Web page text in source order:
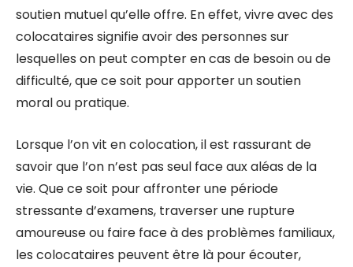
soutien mutuel qu’elle offre. En effet, vivre avec des
colocataires signifie avoir des personnes sur
lesquelles on peut compter en cas de besoin ou de
difficulté, que ce soit pour apporter un soutien
moral ou pratique.
Lorsque l’on vit en colocation, il est rassurant de
savoir que l’on n’est pas seul face aux aléas de la
vie. Que ce soit pour affronter une période
stressante d’examens, traverser une rupture
amoureuse ou faire face à des problèmes familiaux,
les colocataires peuvent être là pour écouter,